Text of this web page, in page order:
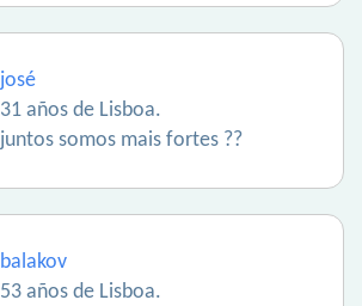
josé
31 años de Lisboa.
juntos somos mais fortes ??
balakov
53 años de Lisboa.